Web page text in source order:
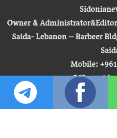
Owner &
Saida- Lebanon – Barbeer
Mobile: +961
Office: +961